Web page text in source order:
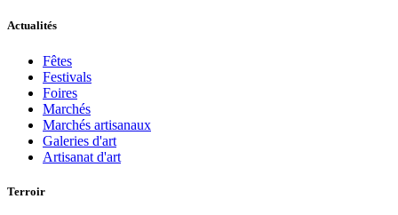
Actualités
Fêtes
Festivals
Foires
Marchés
Marchés artisanaux
Galeries d'art
Artisanat d'art
Terroir